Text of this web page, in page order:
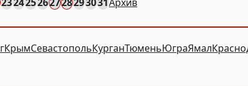
КрымСевастопольКурганТюменьЮграЯмал